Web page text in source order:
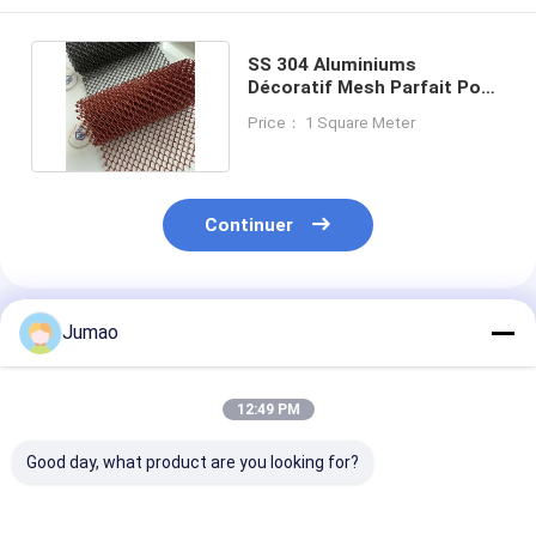
SS 304 Aluminiums
Décoratif Mesh Parfait Pour
Price： 1 Square Meter
Continuer
Produits Recommandés
Jumao
12:49 PM
Good day, what product are you looking for?